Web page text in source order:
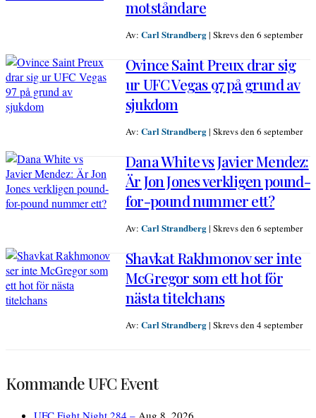
motståndare
Av: Carl Strandberg| Skrevs den 6 september
Ovince Saint Preux drar sig
ur UFC Vegas 97 på grund av
sjukdom
Av: Carl Strandberg| Skrevs den 6 september
Dana White vs Javier Mendez:
Är Jon Jones verkligen pound-
for-pound nummer ett?
Av: Carl Strandberg| Skrevs den 6 september
Shavkat Rakhmonov ser inte
McGregor som ett hot för
nästa titelchans
Av: Carl Strandberg| Skrevs den 4 september
Kommande UFC Event